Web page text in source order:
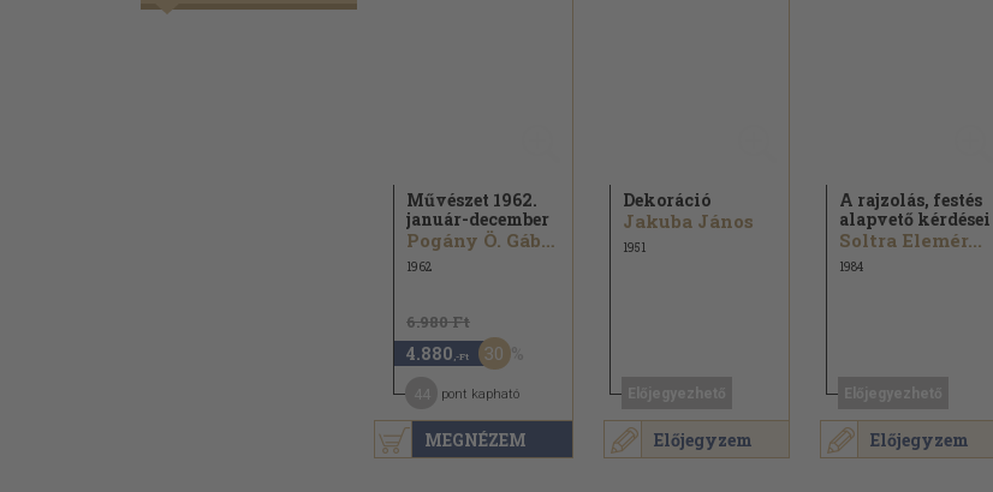
MEGNÉZEM
Művészet 1962.
január-december
Pogány Ö. Gábor...
1962
6.980 Ft
4.880 ,-Ft 30
pont kapható
Előjegyzem
Dekoráció
Jakuba János
1951
Előjegyzem
A rajzolás, festés
alapvető kérdései
Soltra Elemér...
1984